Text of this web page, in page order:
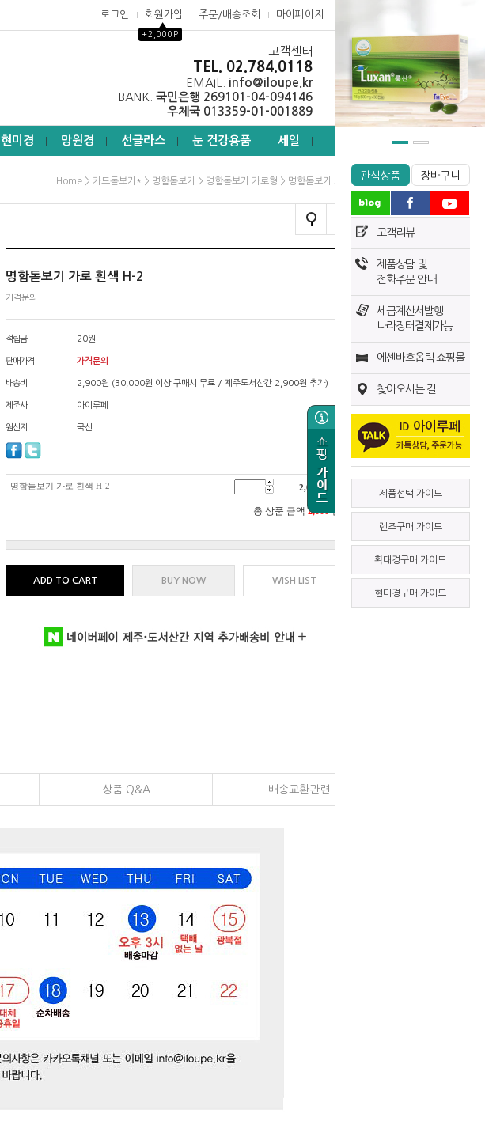
TODAY VIEW
관심상품 장바구니
고객리뷰
제품상담 및
전화주문 안내
세금계산서발행
나라장터결제가능
에센바흐옵틱 쇼핑몰
찾아오시는 길
제품선택 가이드
렌즈구매 가이드
확대경구매 가이드
현미경구매 가이드
로그인 회원가입
▲
+2,000P
주문/배송조회 마이페이지
고객센터
TEL. 02.784.0118
EMAIL. info@iloupe.kr
BANK. 국민은행 269101-04-094146
우체국 013359-01-001889
0
현미경 망원경 선글라스 눈 건강용품 세일
Home > 카드돋보기* > 명함돋보기 > 명함돋보기 가로형 > 명함돋보기 가로 흰색 H-2
명함돋보기 가로 흰색 H-2
가격문의
적립금 20원
판매가격 가격문의
배송비 2,900원 (30,000원 이상 구매시 무료 / 제주도서산간 2,900원 추가)
제조사 아이루페
원산지 국산
명함돋보기 가로 흰색 H-2 2,000원
총 상품 금액 2,000 원
ADD TO CART BUY NOW WISH LIST
상품 Q&A 배송교환관련